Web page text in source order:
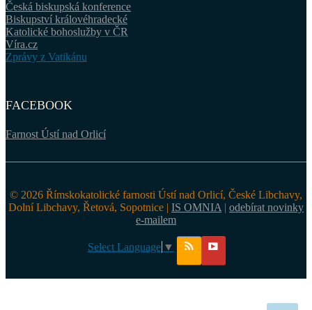
Česká biskupská konference
Biskupství královéhradecké
Katolické bohoslužby v ČR
Víra.cz
Zprávy z Vatikánu
FACEBOOK
Farnost Ústí nad Orlicí
© 2026 Římskokatolické farnosti Ústí nad Orlicí, České Libchavy,
Dolní Libchavy, Řetová, Sopotnice | IS OMNIA | odebírat novinky
e-mailem
Select Language ▼